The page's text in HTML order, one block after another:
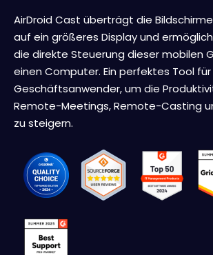
AirDroid Cast überträgt die
auf ein größeres Display und
die direkte Steuerung dieser mobilen
einen Computer. Ein perfektes Tool
Geschäftsanwender, um die
Remote-Meetings, Remote-Casting
zu steigern.